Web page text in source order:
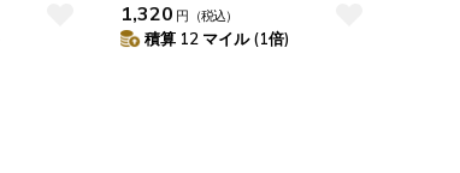
ト) ロゴ 繰り返し使用可能な接着
素材 adidas Originals[アディダ
1,320 円 （税込）
積算 12 マイル (1倍)